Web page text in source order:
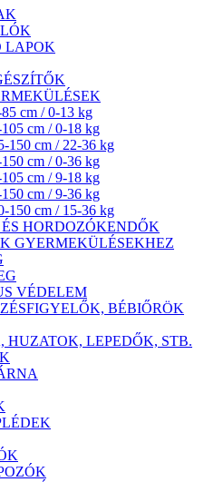
LAPOK
cm / 0-13 kg
cm / 0-18 kg
150 cm / 22-36 kg
cm / 0-36 kg
cm / 9-18 kg
cm / 9-36 kg
150 cm / 15-36 kg
HORDOZÓKENDŐK
GYERMEKÜLÉSEKHEZ
VÉDELEM
BÉBIŐRÖK
HUZATOK, LEPEDŐK, STB.